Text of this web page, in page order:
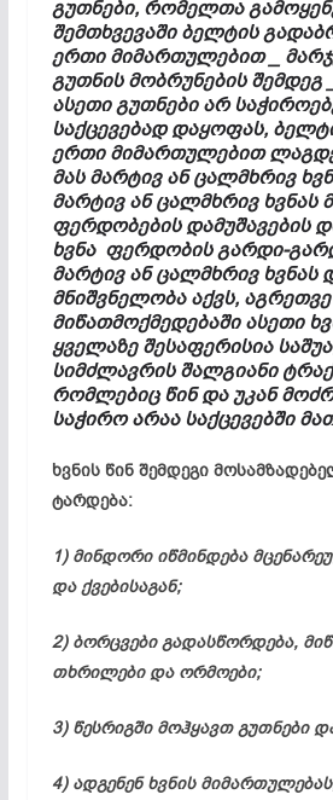
გუთნები, რომელთა
შემთხვევაში ბელტის
ერთი მიმართულებით _
გუთნის მობრუნების შემდეგ
ასეთი გუთნები არ
საქცევებადდაყოფას,
ერთი მიმართულებით
მას მარტივ ან ცალმხრივ
მარტივ ან ცალმხრივ ხვნას
ფერდობების დამუშავების
ხვნა ფერდობის გარდი-
მარტივ ან ცალმხრივ ხვნას
მნიშვნელობა აქვს,
მიწათმოქმედებაში ასეთი
ყველაზე შესაფერისია
სიმძლავრის შალგიანი
რომლებიც წინ და უკან
საჭირო არაა საქცევებში
ხვნის წინ შემდეგი
ტარდება:
1) მინდორი იწმინდება
და ქვებისაგან;
2) ბორცვები გადასწორდება,
თხრილები და ორმოები;
3) წესრიგში მოჰყავთ გუთნები
4) ადგენენ ხვნის